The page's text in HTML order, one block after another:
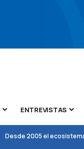
ENTREVISTAS
Desde 2005 el